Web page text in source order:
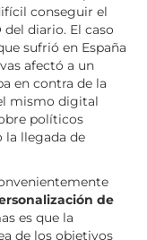
conseguir el
diario. El caso
sufrió en España
afectó a un
en contra de la
mismo digital
políticos
la llegada de
de
es que la
de los objetivos